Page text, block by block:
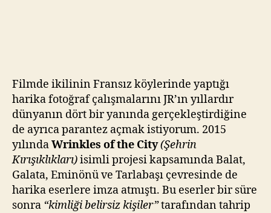
Filmde ikilinin Fransız köylerinde yaptığı
harika fotoğraf çalışmalarını JR’ın yıllardır
dünyanın dört bir yanında gerçekleştirdiğine
de ayrıca parantez açmak istiyorum. 2015
yılındaWrinkles of the City(Şehrin
Kırışıklıkları)isimli projesi kapsamında Balat,
Galata, Eminönü ve Tarlabaşı çevresinde de
harika eserlere imza atmıştı. Bu eserler bir süre
sonra “kimliği belirsiz kişiler”tarafından tahrip